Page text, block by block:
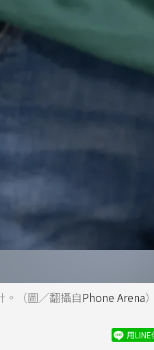
。（圖／翻攝自Phone Arena）
用